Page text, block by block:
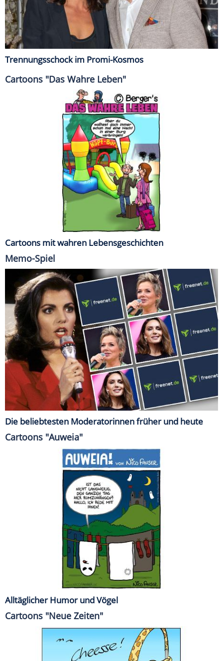
Trennungsschock im Promi-Kosmos
Cartoons "Das Wahre Leben"
Cartoons mit wahren Lebensgeschichten
Memo-Spiel
Die beliebtesten Moderatorinnen früher und heute
Cartoons "Auweia"
Alltäglicher Humor und Vögel
Cartoons "Neue Zeiten"